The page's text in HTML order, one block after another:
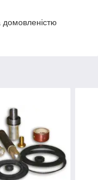
домовленістю